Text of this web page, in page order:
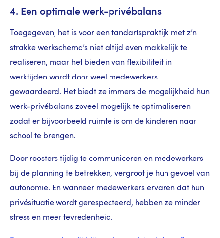
4. Een optimale werk-privébalans
Toegegeven, het is voor een tandartspraktijk met z’n
strakke werkschema’s niet altijd even makkelijk te
realiseren, maar het bieden van flexibiliteit in
werktijden wordt door weel medewerkers
gewaardeerd. Het biedt ze immers de mogelijkheid hun
werk-privébalans zoveel mogelijk te optimaliseren
zodat er bijvoorbeeld ruimte is om de kinderen naar
school te brengen.
Door roosters tijdig te communiceren en medewerkers
bij de planning te betrekken, vergroot je hun gevoel van
autonomie. En wanneer medewerkers ervaren dat hun
privésituatie wordt gerespecteerd, hebben ze minder
stress en meer tevredenheid.